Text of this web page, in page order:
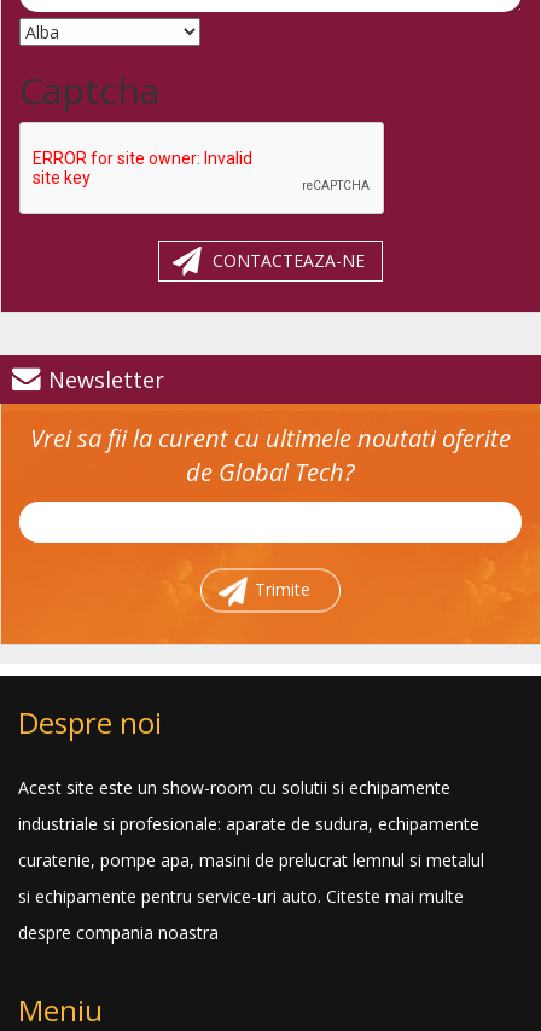
Captcha
CONTACTEAZA-NE
Newsletter
Vrei sa fii la curent cu ultimele noutati oferite
de Global Tech?
Trimite
Despre noi
Acest site este un show-room cu solutii si echipamente
industriale si profesionale: aparate de sudura, echipamente
curatenie, pompe apa, masini de prelucrat lemnul si metalul
si echipamente pentru service-uri auto. Citeste mai multe
despre compania noastra
Meniu